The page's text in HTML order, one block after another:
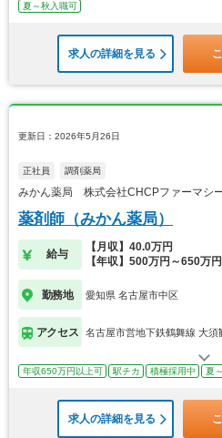
夏～秋入職可
求人の詳細を見る
更新日：2026年5月26日
正社員 調剤薬局
みかん薬局 株式会社CHCPファーマシ
薬剤師（みかん薬局）
給与
【月収】40.0万円
【年収】500万円～650万円
勤務地 愛知県 名古屋市中区
アクセス 名古屋市営地下鉄鶴舞線 大須
年収650万円以上可 駅チカ 積極採用中 夏
求人の詳細を見る